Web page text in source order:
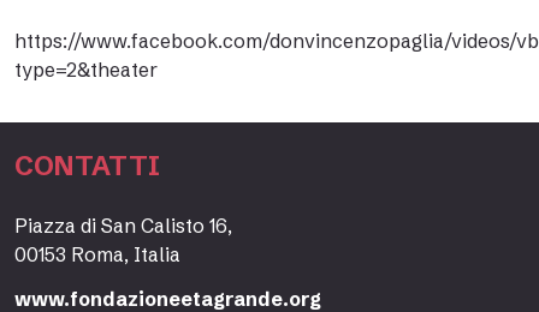
https://www.facebook.com/donvincenzopaglia/videos/
type=2&theater
CONTATTI
Piazza di San Calisto 16,
00153 Roma, Italia
www.fondazioneetagrande.org